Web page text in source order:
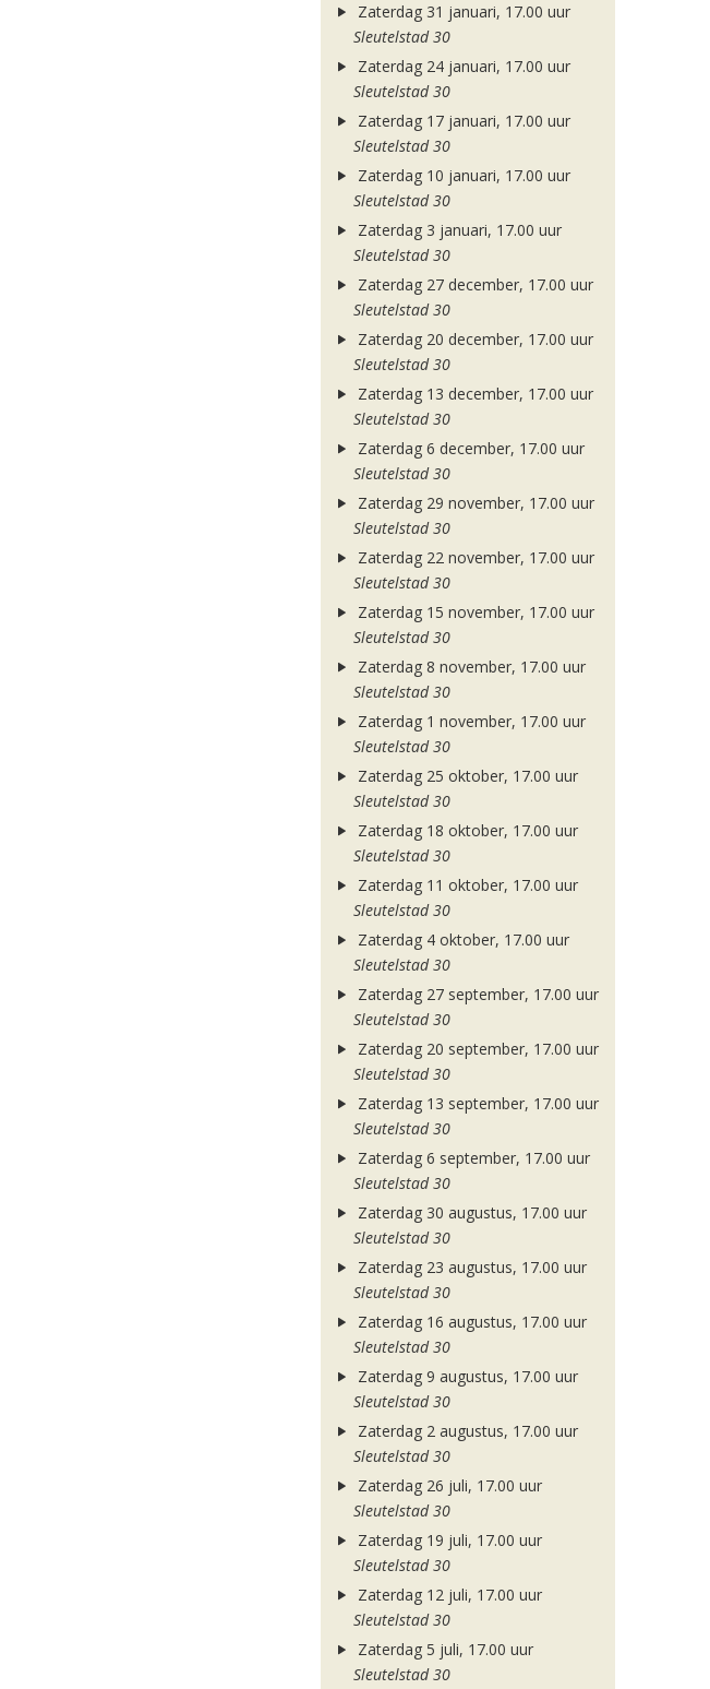
Zaterdag 31 januari, 17.00 uur
Sleutelstad 30
Zaterdag 24 januari, 17.00 uur
Sleutelstad 30
Zaterdag 17 januari, 17.00 uur
Sleutelstad 30
Zaterdag 10 januari, 17.00 uur
Sleutelstad 30
Zaterdag 3 januari, 17.00 uur
Sleutelstad 30
Zaterdag 27 december, 17.00 uur
Sleutelstad 30
Zaterdag 20 december, 17.00 uur
Sleutelstad 30
Zaterdag 13 december, 17.00 uur
Sleutelstad 30
Zaterdag 6 december, 17.00 uur
Sleutelstad 30
Zaterdag 29 november, 17.00 uur
Sleutelstad 30
Zaterdag 22 november, 17.00 uur
Sleutelstad 30
Zaterdag 15 november, 17.00 uur
Sleutelstad 30
Zaterdag 8 november, 17.00 uur
Sleutelstad 30
Zaterdag 1 november, 17.00 uur
Sleutelstad 30
Zaterdag 25 oktober, 17.00 uur
Sleutelstad 30
Zaterdag 18 oktober, 17.00 uur
Sleutelstad 30
Zaterdag 11 oktober, 17.00 uur
Sleutelstad 30
Zaterdag 4 oktober, 17.00 uur
Sleutelstad 30
Zaterdag 27 september, 17.00 uur
Sleutelstad 30
Zaterdag 20 september, 17.00 uur
Sleutelstad 30
Zaterdag 13 september, 17.00 uur
Sleutelstad 30
Zaterdag 6 september, 17.00 uur
Sleutelstad 30
Zaterdag 30 augustus, 17.00 uur
Sleutelstad 30
Zaterdag 23 augustus, 17.00 uur
Sleutelstad 30
Zaterdag 16 augustus, 17.00 uur
Sleutelstad 30
Zaterdag 9 augustus, 17.00 uur
Sleutelstad 30
Zaterdag 2 augustus, 17.00 uur
Sleutelstad 30
Zaterdag 26 juli, 17.00 uur
Sleutelstad 30
Zaterdag 19 juli, 17.00 uur
Sleutelstad 30
Zaterdag 12 juli, 17.00 uur
Sleutelstad 30
Zaterdag 5 juli, 17.00 uur
Sleutelstad 30